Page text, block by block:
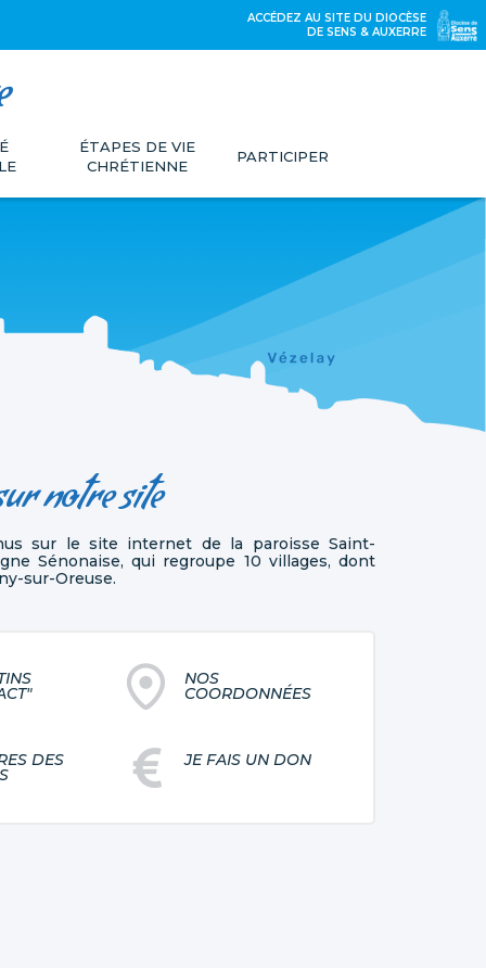
ACCÉDEZ AU SITE DU DIOCÈSE
DE SENS & AUXERRE
ÉTAPES DE VIE
CHRÉTIENNE
PARTICIPER
notre site
sur le site internet de la paroisse Saint-
Sénonaise, qui regroupe 10 villages, dont
sur-Oreuse.
NOS
COORDONNÉES
DES JE FAIS UN DON